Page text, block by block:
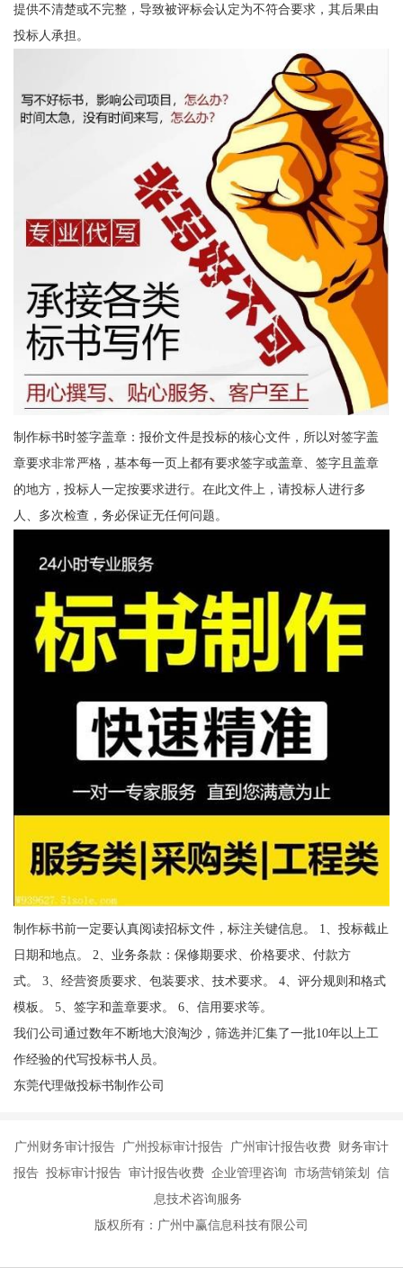
提供不清楚或不完整，导致被评标会认定为不符合要求，其后果由
投标人承担。
制作标书时签字盖章：报价文件是投标的核心文件，所以对签字盖
章要求非常严格，基本每一页上都有要求签字或盖章、签字且盖章
的地方，投标人一定按要求进行。在此文件上，请投标人进行多
人、多次检查，务必保证无任何问题。
制作标书前一定要认真阅读招标文件，标注关键信息。 1、投标截止
日期和地点。 2、业务条款：保修期要求、价格要求、付款方
式。 3、经营资质要求、包装要求、技术要求。 4、评分规则和格式
模板。 5、签字和盖章要求。 6、信用要求等。
我们公司通过数年不断地大浪淘沙，筛选并汇集了一批10年以上工
作经验的代写投标书人员。
东莞代理做投标书制作公司
广州财务审计报告 广州投标审计报告 广州审计报告收费 财务审计
报告 投标审计报告 审计报告收费 企业管理咨询 市场营销策划 信
息技术咨询服务
版权所有：广州中赢信息科技有限公司